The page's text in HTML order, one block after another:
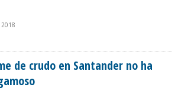
EVITAR FALLAS
de crudo en Santander no ha